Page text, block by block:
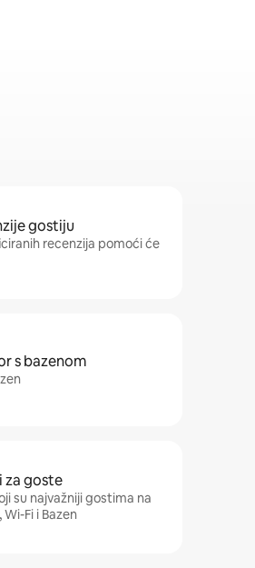
gostiju
recenzija pomoći će
s bazenom
za goste
su najvažniji gostima na
Fi i Bazen